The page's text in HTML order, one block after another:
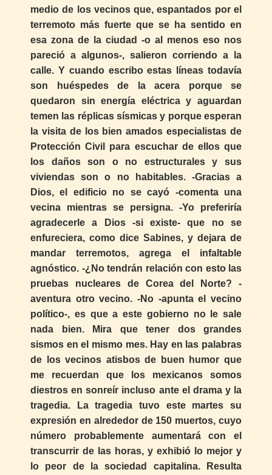
medio de los vecinos que, espantados por el
terremoto más fuerte que se ha sentido en
esa zona de la ciudad -o al menos eso nos
pareció a algunos-, salieron corriendo a la
calle. Y cuando escribo estas líneas todavía
son huéspedes de la acera porque se
quedaron sin energía eléctrica y aguardan
temen las réplicas sísmicas y porque esperan
la visita de los bien amados especialistas de
Protección Civil para escuchar de ellos que
los daños son o no estructurales y sus
viviendas son o no habitables. -Gracias a
Dios, el edificio no se cayó -comenta una
vecina mientras se persigna. -Yo preferiría
agradecerle a Dios -si existe- que no se
enfureciera, como dice Sabines, y dejara de
mandar terremotos, agrega el infaltable
agnóstico. -¿No tendrán relación con esto las
pruebas nucleares de Corea del Norte? -
aventura otro vecino. -No -apunta el vecino
político-, es que a este gobierno no le sale
nada bien. Mira que tener dos grandes
sismos en el mismo mes. Hay en las palabras
de los vecinos atisbos de buen humor que
me recuerdan que los mexicanos somos
diestros en sonreír incluso ante el drama y la
tragedia. La tragedia tuvo este martes su
expresión en alrededor de 150 muertos, cuyo
número probablemente aumentará con el
transcurrir de las horas, y exhibió lo mejor y
lo peor de la sociedad capitalina. Resulta